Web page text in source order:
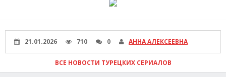
21.01.2026 710 0 АННА АЛЕКСЕЕВНА
ВСЕ НОВОСТИ ТУРЕЦКИХ СЕРИАЛОВ